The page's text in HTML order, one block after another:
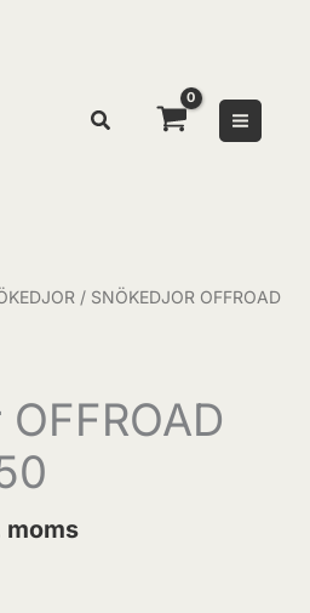
/ SNÖKEDJOR OFFROAD
moms